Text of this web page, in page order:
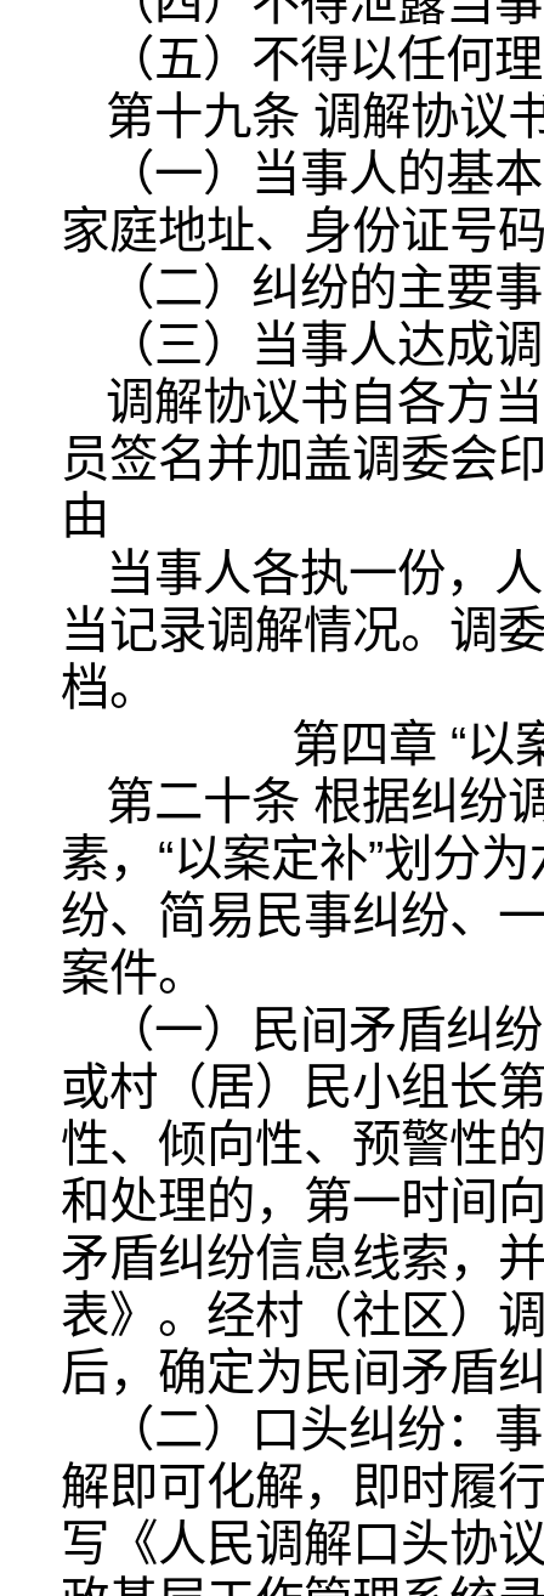
（五）不得以任何
第十九条 调解协议
（一）当事人的基
家庭地址、身份证号
（二）纠纷的主要
（三）当事人达成
调解协议书自各方
员签名并加盖调委会
由
当事人各执一份，
当记录调解情况。调
档。
第四章 “以
第二十条 根据纠纷
素，“以案定补”划分
纷、简易民事纠纷、
案件。
（一）民间矛盾纠
或村（居）民小组长
性、倾向性、预警性
和处理的，第一时间
矛盾纠纷信息线索，
表》。经村（社区）
后，确定为民间矛盾
（二）口头纠纷：
解即可化解，即时履
写《人民调解口头协